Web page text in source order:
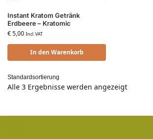
Instant Kratom Getränk
Erdbeere – Kratomic
€5,00 Incl. VAT
In den Warenkorb
Alle 3 Ergebnisse werden angezeigt